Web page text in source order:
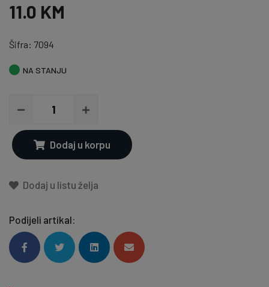
11.0 KM
Šifra: 7094
NA STANJU
Dodaj u korpu
Dodaj u listu želja
Podijeli artikal: